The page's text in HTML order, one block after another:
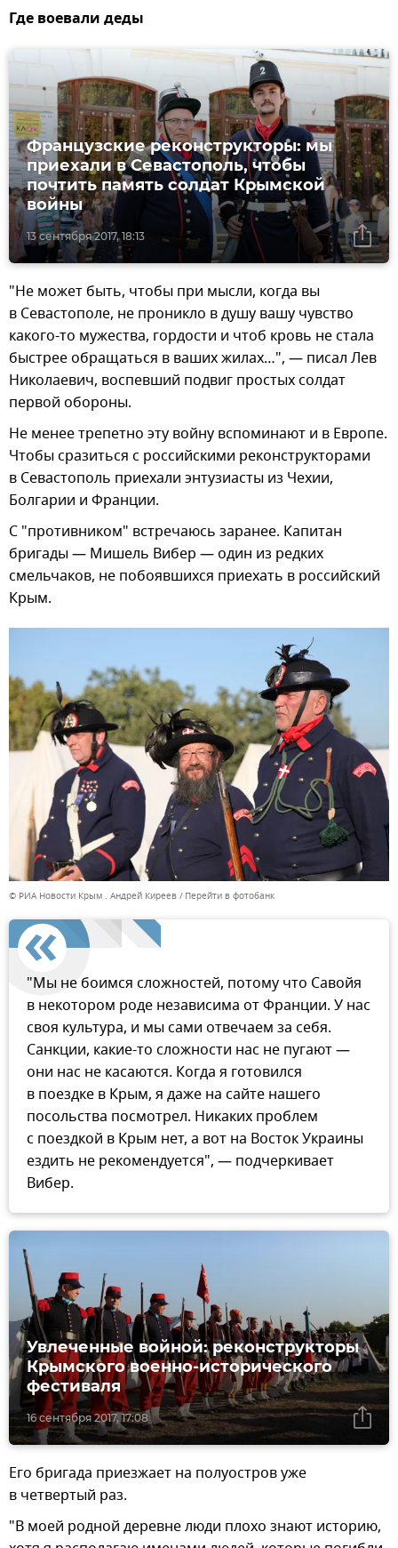
Где воевали деды
13 сентября 2017, 18:13
Французские реконструкторы: мы
приехали в Севастополь, чтобы
почтить память солдат Крымской
войны
"Не может быть, чтобы при мысли, когда вы
в Севастополе, не проникло в душу вашу чувство
какого-то мужества, гордости и чтоб кровь не стала
быстрее обращаться в ваших жилах…", — писал Лев
Николаевич, воспевший подвиг простых солдат
первой обороны.
Не менее трепетно эту войну вспоминают и в Европе.
Чтобы сразиться с российскими реконструкторами
в Севастополь приехали энтузиасты из Чехии,
Болгарии и Франции.
С "противником" встречаюсь заранее. Капитан
бригады — Мишель Вибер — один из редких
смельчаков, не побоявшихся приехать в российский
Крым.
© РИА Новости Крым . Андрей Киреев Перейти в фотобанк
"Мы не боимся сложностей, потому что Савойя
в некотором роде независима от Франции. У нас
своя культура, и мы сами отвечаем за себя.
Санкции, какие-то сложности нас не пугают —
они нас не касаются. Когда я готовился
в поездке в Крым, я даже на сайте нашего
посольства посмотрел. Никаких проблем
с поездкой в Крым нет, а вот на Восток Украины
ездить не рекомендуется", — подчеркивает
Вибер.
16 сентября 2017, 17:08
Увлеченные войной: реконструкторы
Крымского военно-исторического
фестиваля
Его бригада приезжает на полуостров уже
в четвертый раз.
"В моей родной деревне люди плохо знают историю,